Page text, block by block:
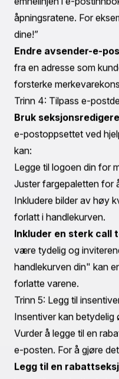
Velg den
allerede har en
satt opp, velg den enkelt
Trinn 3: Rediger e-
Klikk på Rediger:
kasse, klikk på 'Rediger'
Endre mottakere: I
kundgruppe som skal
alle kunder eller bare de
markedsføring.
Rediger emnelinjen:
noe mer engasjerende
og lokker kunden
glemt noe” til
overraskelse!”.
Legg til forhåndstekst
emnelinjen i e-
åpningsratene. For
dine!”
Endre avsender-e-
fra en adresse som
forsterke
Trinn 4: Tilpass e-